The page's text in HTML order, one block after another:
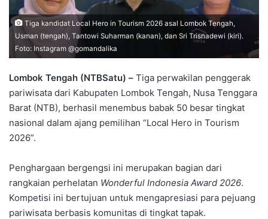
Tiga kandidat Local Hero in Tourism 2026 asal Lombok Tengah,
Usman (tengah), Tantowi Suharman (kanan), dan Sri Trisnadewi (kiri).
Foto: Instagram @gomandalika
Lombok Tengah (NTBSatu) – Tiga perwakilan penggerak
pariwisata dari Kabupaten Lombok Tengah, Nusa Tenggara
Barat (NTB), berhasil menembus babak 50 besar tingkat
nasional dalam ajang pemilihan “Local Hero in Tourism
2026”.
Penghargaan bergengsi ini merupakan bagian dari
rangkaian perhelatan Wonderful Indonesia Award 2026.
Kompetisi ini bertujuan untuk mengapresiasi para pejuang
pariwisata berbasis komunitas di tingkat tapak.